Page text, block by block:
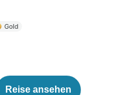
Reise ansehen